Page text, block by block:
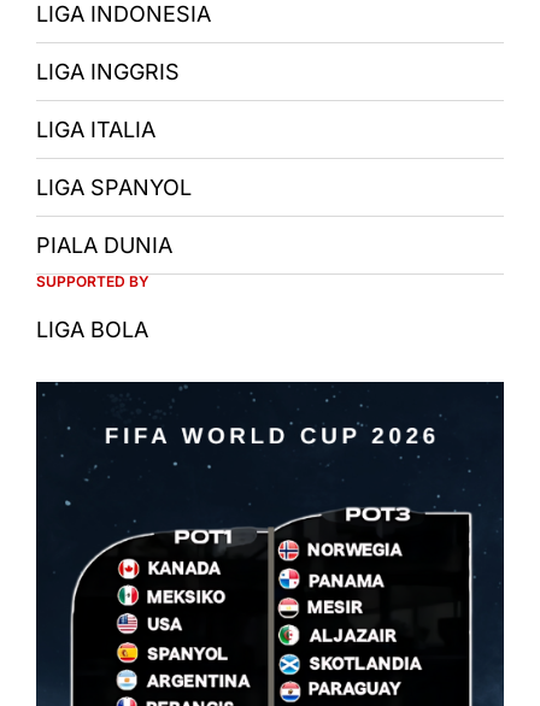
LIGA INDONESIA
LIGA INGGRIS
LIGA ITALIA
LIGA SPANYOL
PIALA DUNIA
SUPPORTED BY
LIGA BOLA